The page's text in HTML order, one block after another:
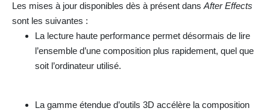
Les mises à jour disponibles dès à présent dans After Effects
sont les suivantes :
La lecture haute performance permet désormais de lire
l’ensemble d’une composition plus rapidement, quel que
soit l’ordinateur utilisé.
La gamme étendue d’outils 3D accélère la composition